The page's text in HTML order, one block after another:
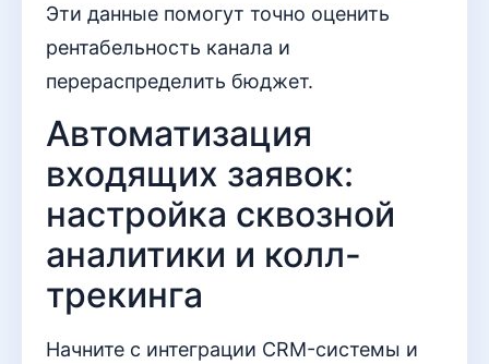
Эти данные помогут точно оценить
рентабельность канала и
перераспределить бюджет.
Автоматизация
входящих заявок:
настройка сквозной
аналитики и колл-
трекинга
Начните с интеграции CRM-системы и